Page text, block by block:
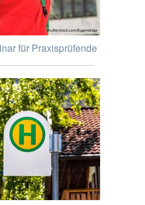
für Praxisprüfende